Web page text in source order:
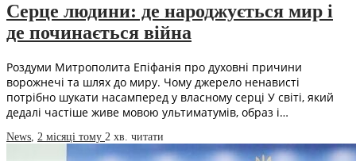
Серце людини: де народжується мир і
де починається війна
Роздуми Митрополита Епіфанія про духовні причини
ворожнечі та шлях до миру. Чому джерело ненависті
потрібно шукати насамперед у власному серці У світі, який
дедалі частіше живе мовою ультиматумів, образ і…
News, 2 місяці тому 2 хв. читати